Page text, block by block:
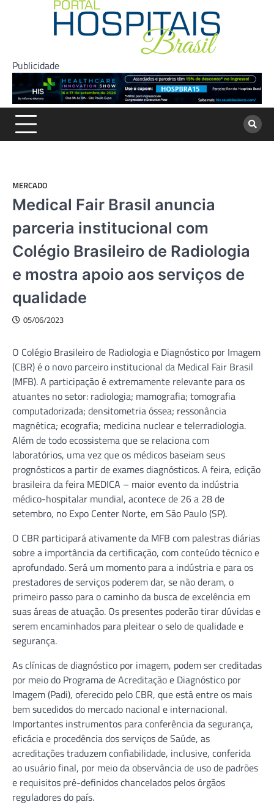
Publicidade
MERCADO
Medical Fair Brasil anuncia
parceria institucional com
Colégio Brasileiro de Radiologia
e mostra apoio aos serviços de
qualidade
05/06/2023
O Colégio Brasileiro de Radiologia e Diagnóstico por Imagem
(CBR) é o novo parceiro institucional da Medical Fair Brasil
(MFB). A participação é extremamente relevante para os
atuantes no setor: radiologia; mamografia; tomografia
computadorizada; densitometria óssea; ressonância
magnética; ecografia; medicina nuclear e telerradiologia.
Além de todo ecossistema que se relaciona com
laboratórios, uma vez que os médicos baseiam seus
prognósticos a partir de exames diagnósticos. A feira, edição
brasileira da feira MEDICA – maior evento da indústria
médico-hospitalar mundial, acontece de 26 a 28 de
setembro, no Expo Center Norte, em São Paulo (SP).
O CBR participará ativamente da MFB com palestras diárias
sobre a importância da certificação, com conteúdo técnico e
aprofundado. Será um momento para a indústria e para os
prestadores de serviços poderem dar, se não deram, o
primeiro passo para o caminho da busca de excelência em
suas áreas de atuação. Os presentes poderão tirar dúvidas e
serem encaminhados para pleitear o selo de qualidade e
segurança.
As clínicas de diagnóstico por imagem, podem ser creditadas
por meio do Programa de Acreditação e Diagnóstico por
Imagem (Padi), oferecido pelo CBR, que está entre os mais
bem sucedidos do mercado nacional e internacional.
Importantes instrumentos para conferência da segurança,
eficácia e procedência dos serviços de Saúde, as
acreditações traduzem confiabilidade, inclusive, conferida
ao usuário final, por meio da observância de uso de padrões
e requisitos pré-definidos chancelados pelos órgãos
reguladores do país.